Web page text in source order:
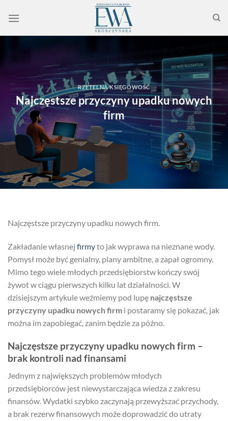
RZETELNA KSIĘGOWOŚĆ
Najczęstsze przyczyny upadku nowych
firm
Najczęstsze przyczyny upadku nowych firm.
Zakładanie własnej firmyto jak wyprawa na nieznane wody.
Pomysł może być genialny, plany ambitne, a zapał ogromny.
Mimo tego wiele młodych przedsiębiorstw kończy swój
żywot w ciągu pierwszych kilku lat działalności. W
dzisiejszym artykule weźmiemy pod lupę najczęstsze
przyczyny upadku nowych firm i postaramy się pokazać, jak
można im zapobiegać, zanim będzie za późno.
Najczęstsze przyczyny upadku nowych firm –
brak kontroli nad finansami
Jednym z największych problemów młodych
przedsiębiorców jest niewystarczająca wiedza z zakresu
finansów. Wydatki szybko zaczynają przewyższać przychody,
a brak rezerw finansowych może doprowadzić do utraty